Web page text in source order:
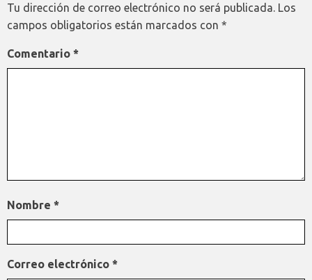
Tu dirección de correo electrónico no será publicada. Los
campos obligatorios están marcados con *
Comentario *
Nombre *
Correo electrónico *